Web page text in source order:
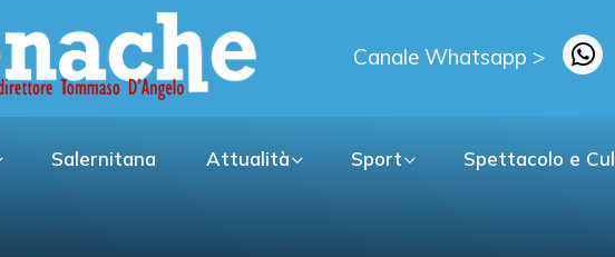
Canale Whatsapp >
Salernitana Attualità Sport Spettacolo e